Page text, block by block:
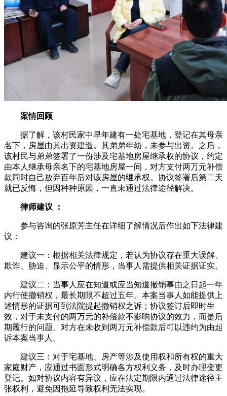
案情回顾
据了解，该村民家中早年建有一处宅基地，登记在其母亲
名下，房屋由其出资建造。其弟弟年幼，未参与出资。之后，
该村民与弟弟签署了一份涉及宅基地房屋继承权的协议，约定
由本人继承母亲名下的宅基地房屋一间，对方支付两万元补偿
款同时自己放弃百年后对该房屋的继承权。协议签署后第二天
就已反悔，但因种种原因，一直未通过法律途径解决。
律师建议 ：
参与咨询的张原芳主任在详细了解情况后作出如下法律建
议：
建议一：根据相关法律规定，若认为协议存在重大误解、
欺诈、胁迫、显示公平的情形，当事人需提供相关证据证实。
建议二：当事人应在知道或应当知道撤销事由之日起一年
内行使撤销权，最长期限不超过五年。本案当事人如能提供上
述情形的证据可到法院提起撤销权之诉；协议签订后即时生
效，对于未支付的两万元的补偿款不影响协议的效力，而是后
期履行的问题。对方在未收到两万元补偿款后可以违约为由起
诉本案当事人。
建议三：对于宅基地、房产等涉及使用权和所有权的重大
家庭财产，应通过书面形式明确各方权利义务，及时办理变更
登记。如对协议内容有异议，应在法定期限内通过法律途径主
张权利，避免因拖延导致权利无法实现。